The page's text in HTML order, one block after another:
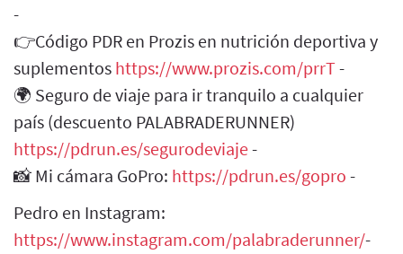
-
👉Código PDR en Prozis en nutrición deportiva y
suplementos https://www.prozis.com/prrT-
🌍 Seguro de viaje para ir tranquilo a cualquier
país (descuento PALABRADERUNNER)
https://pdrun.es/segurodeviaje-
📸 Mi cámara GoPro: https://pdrun.es/gopro -
Pedro en Instagram:
https://www.instagram.com/palabraderunner/-